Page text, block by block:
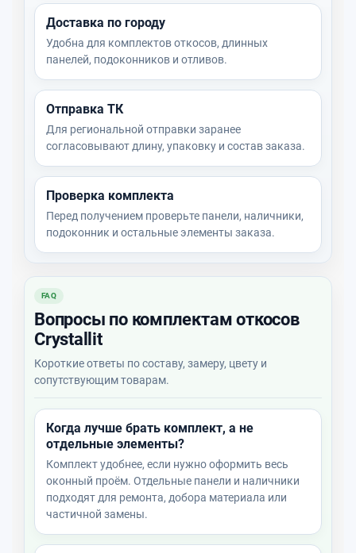
Доставка по городу
Удобна для комплектов откосов, длинных
панелей, подоконников и отливов.
Отправка ТК
Для региональной отправки заранее
согласовывают длину, упаковку и состав заказа.
Проверка комплекта
Перед получением проверьте панели, наличники,
подоконник и остальные элементы заказа.
FAQ
Вопросы по комплектам откосов
Crystallit
Короткие ответы по составу, замеру, цвету и
сопутствующим товарам.
Когда лучше брать комплект, а не
отдельные элементы?
Комплект удобнее, если нужно оформить весь
оконный проём. Отдельные панели и наличники
подходят для ремонта, добора материала или
частичной замены.